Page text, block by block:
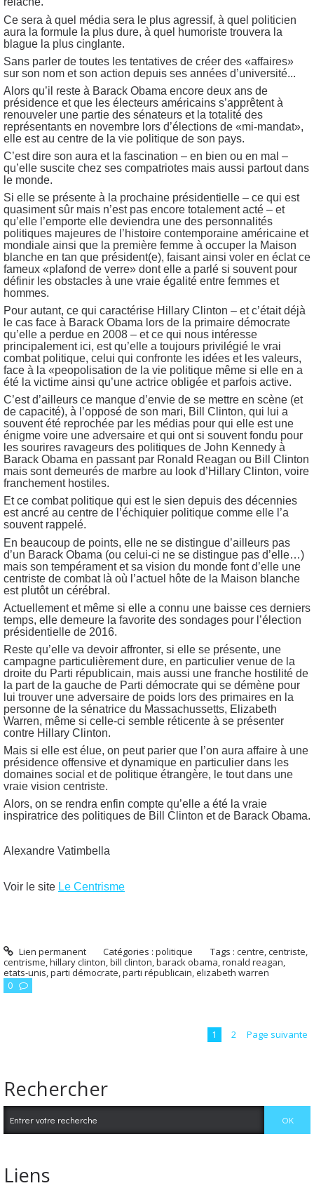
Rechercher
Liens
Ce sera à quel média sera le plus agressif, à quel politicien
aura la formule la plus dure, à quel humoriste trouvera la
blague la plus cinglante.
Sans parler de toutes les tentatives de créer des «affaires»
sur son nom et son action depuis ses années d’université...
Alors qu’il reste à Barack Obama encore deux ans de
présidence et que les électeurs américains s’apprêtent à
renouveler une partie des sénateurs et la totalité des
représentants en novembre lors d’élections de «mi-mandat»,
elle est au centre de la vie politique de son pays.
C’est dire son aura et la fascination – en bien ou en mal –
qu’elle suscite chez ses compatriotes mais aussi partout dans
le monde.
Si elle se présente à la prochaine présidentielle – ce qui est
quasiment sûr mais n’est pas encore totalement acté – et
qu’elle l’emporte elle deviendra une des personnalités
politiques majeures de l’histoire contemporaine américaine et
mondiale ainsi que la première femme à occuper la Maison
blanche en tan que président(e), faisant ainsi voler en éclat ce
fameux «plafond de verre» dont elle a parlé si souvent pour
définir les obstacles à une vraie égalité entre femmes et
hommes.
Pour autant, ce qui caractérise Hillary Clinton – et c’était déjà
le cas face à Barack Obama lors de la primaire démocrate
qu’elle a perdue en 2008 – et ce qui nous intéresse
principalement ici, est qu’elle a toujours privilégié le vrai
combat politique, celui qui confronte les idées et les valeurs,
face à la «peopolisation de la vie politique même si elle en a
été la victime ainsi qu’une actrice obligée et parfois active.
C’est d’ailleurs ce manque d’envie de se mettre en scène (et
de capacité), à l’opposé de son mari, Bill Clinton, qui lui a
souvent été reprochée par les médias pour qui elle est une
énigme voire une adversaire et qui ont si souvent fondu pour
les sourires ravageurs des politiques de John Kennedy à
Barack Obama en passant par Ronald Reagan ou Bill Clinton
mais sont demeurés de marbre au look d’Hillary Clinton, voire
franchement hostiles.
Et ce combat politique qui est le sien depuis des décennies
est ancré au centre de l’échiquier politique comme elle l’a
souvent rappelé.
En beaucoup de points, elle ne se distingue d’ailleurs pas
d’un Barack Obama (ou celui-ci ne se distingue pas d’elle…)
mais son tempérament et sa vision du monde font d’elle une
centriste de combat là où l’actuel hôte de la Maison blanche
est plutôt un cérébral.
Actuellement et même si elle a connu une baisse ces derniers
temps, elle demeure la favorite des sondages pour l’élection
présidentielle de 2016.
Reste qu’elle va devoir affronter, si elle se présente, une
campagne particulièrement dure, en particulier venue de la
droite du Parti républicain, mais aussi une franche hostilité de
la part de la gauche de Parti démocrate qui se démène pour
lui trouver une adversaire de poids lors des primaires en la
personne de la sénatrice du Massachussetts, Elizabeth
Warren, même si celle-ci semble réticente à se présenter
contre Hillary Clinton.
Mais si elle est élue, on peut parier que l’on aura affaire à une
présidence offensive et dynamique en particulier dans les
domaines social et de politique étrangère, le tout dans une
vraie vision centriste.
Alors, on se rendra enfin compte qu’elle a été la vraie
inspiratrice des politiques de Bill Clinton et de Barack Obama.
Alexandre Vatimbella
Voir le site Le Centrisme
Lien permanent Catégories :politique Tags :centre,centriste,
centrisme,hillary clinton,bill clinton,barack obama,ronald reagan,
etats-unis,parti démocrate,parti républicain,elizabeth warren
0
1 2 Page suivante